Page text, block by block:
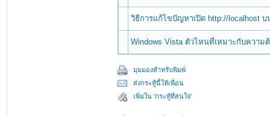
วิธีการแก้ไขปัญหาเปิด http://localhost บ
Windows Vista ตัวไหนที่เหมาะกับความ
มุมมองสำหรับพิมพ์
ส่งกระทู้นี้ให้เพื่อน
เพิ่มใน 'กระทู้ที่สนใจ'